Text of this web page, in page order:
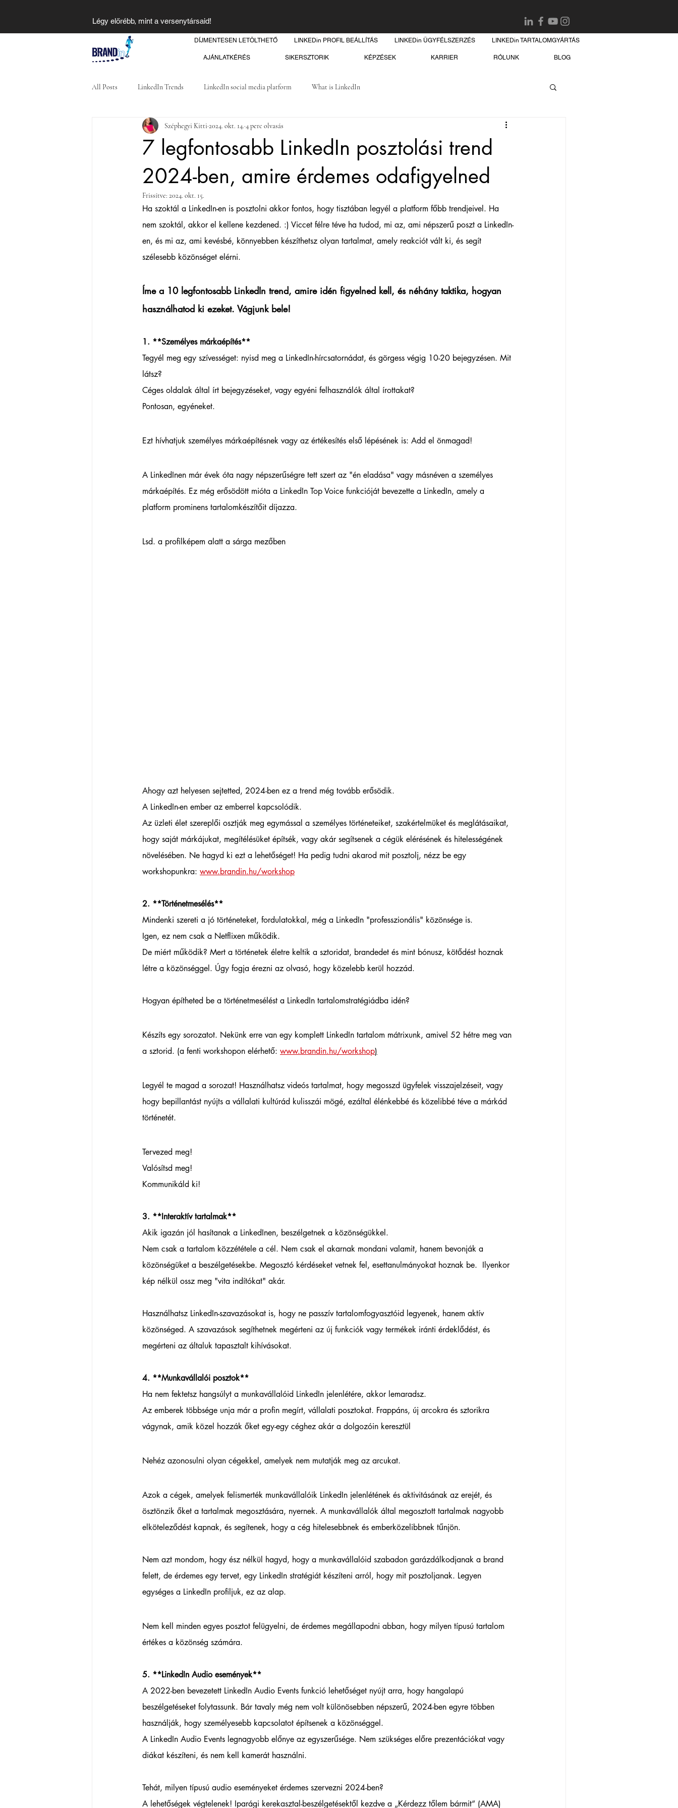
Légy előrébb, mint a versenytársaid!
DÍJMENTESEN LETÖLTHETŐ LINKEDin PROFIL BEÁLLÍTÁS LINKEDin ÜGYFÉLSZERZÉS LINKEDin TARTALOMGYÁRTÁS
AJÁNLATKÉRÉS SIKERSZTORIK KÉPZÉSEK KARRIER RÓLUNK BLOG
All Posts LinkedIn Trends LinkedIn social media platform What is LinkedIn
7 legfontosabb LinkedIn posztolási trend
2024-ben, amire érdemes odafigyelned
Széphegyi Kitti 2024. okt. 14. 4 perc olvasás
Frissítve: 2024. okt. 15.
Ha szoktál a LinkedIn-en is posztolni akkor fontos, hogy tisztában legyél a platform főbb trendjeivel. Ha
nem szoktál, akkor el kellene kezdened. :) Viccet félre téve ha tudod, mi az, ami népszerű poszt a LinkedIn-
en, és mi az, ami kevésbé, könnyebben készíthetsz olyan tartalmat, amely reakciót vált ki, és segít
szélesebb közönséget elérni.
Íme a 10 legfontosabb LinkedIn trend, amire idén figyelned kell, és néhány taktika, hogyan
használhatod ki ezeket. Vágjunk bele!
1. **Személyes márkaépítés**
Tegyél meg egy szívességet: nyisd meg a LinkedIn-hírcsatornádat, és görgess végig 10-20 bejegyzésen. Mit
látsz?
Céges oldalak által írt bejegyzéseket, vagy egyéni felhasználók által írottakat?
Pontosan, egyéneket.
Ezt hívhatjuk személyes márkaépítésnek vagy az értékesítés első lépésének is: Add el önmagad!
A LinkedInen már évek óta nagy népszerűségre tett szert az "én eladása" vagy másnéven a személyes
márkaépítés. Ez még erősödött mióta a LinkedIn Top Voice funkcióját bevezette a LinkedIn, amely a
platform prominens tartalomkészítőit díjazza.
Lsd. a profilképem alatt a sárga mezőben
Ahogy azt helyesen sejtetted, 2024-ben ez a trend még tovább erősödik.
A LinkedIn-en ember az emberrel kapcsolódik.
Az üzleti élet szereplői osztják meg egymással a személyes történeteiket, szakértelmüket és meglátásaikat,
hogy saját márkájukat, megítélésüket építsék, vagy akár segítsenek a cégük elérésének és hitelességének
növelésében. Ne hagyd ki ezt a lehetőséget! Ha pedig tudni akarod mit posztolj, nézz be egy
workshopunkra: www.brandin.hu/workshop
2. **Történetmesélés**
Mindenki szereti a jó történeteket, fordulatokkal, még a LinkedIn "professzionális" közönsége is.
Igen, ez nem csak a Netflixen működik.
De miért működik? Mert a történetek életre keltik a sztoridat, brandedet és mint bónusz, kötődést hoznak
létre a közönséggel. Úgy fogja érezni az olvasó, hogy közelebb kerül hozzád.
Hogyan építheted be a történetmesélést a LinkedIn tartalomstratégiádba idén?
Készíts egy sorozatot. Nekünk erre van egy komplett LinkedIn tartalom mátrixunk, amivel 52 hétre meg van
a sztorid. (a fenti workshopon elérhető: www.brandin.hu/workshop)
Legyél te magad a sorozat! Használhatsz videós tartalmat, hogy megosszd ügyfelek visszajelzéseit, vagy
hogy bepillantást nyújts a vállalati kultúrád kulisszái mögé, ezáltal élénkebbé és közelibbé téve a márkád
történetét.
Tervezed meg!
Valósítsd meg!
Kommunikáld ki!
3. **Interaktív tartalmak**
Akik igazán jól hasítanak a LinkedInen, beszélgetnek a közönségükkel.
Nem csak a tartalom közzététele a cél. Nem csak el akarnak mondani valamit, hanem bevonják a
közönségüket a beszélgetésekbe. Megosztó kérdéseket vetnek fel, esettanulmányokat hoznak be.  Ilyenkor
kép nélkül ossz meg "vita indítókat" akár.
Használhatsz LinkedIn-szavazásokat is, hogy ne passzív tartalomfogyasztóid legyenek, hanem aktív
közönséged. A szavazások segíthetnek megérteni az új funkciók vagy termékek iránti érdeklődést, és
megérteni az általuk tapasztalt kihívásokat.
4. **Munkavállalói posztok**
Ha nem fektetsz hangsúlyt a munkavállalóid LinkedIn jelenlétére, akkor lemaradsz.
Az emberek többsége unja már a profin megírt, vállalati posztokat. Frappáns, új arcokra és sztorikra
vágynak, amik közel hozzák őket egy-egy céghez akár a dolgozóin keresztül
Nehéz azonosulni olyan cégekkel, amelyek nem mutatják meg az arcukat.
Azok a cégek, amelyek felismerték munkavállalóik LinkedIn jelenlétének és aktivitásának az erejét, és
ösztönzik őket a tartalmak megosztására, nyernek. A munkavállalók által megosztott tartalmak nagyobb
elköteleződést kapnak, és segítenek, hogy a cég hitelesebbnek és emberközelibbnek tűnjön.
Nem azt mondom, hogy ész nélkül hagyd, hogy a munkavállalóid szabadon garázdálkodjanak a brand
felett, de érdemes egy tervet, egy LinkedIn stratégiát készíteni arról, hogy mit posztoljanak. Legyen
egységes a LinkedIn profiljuk, ez az alap.
Nem kell minden egyes posztot felügyelni, de érdemes megállapodni abban, hogy milyen típusú tartalom
értékes a közönség számára.
5. **LinkedIn Audio események**
A 2022-ben bevezetett LinkedIn Audio Events funkció lehetőséget nyújt arra, hogy hangalapú
beszélgetéseket folytassunk. Bár tavaly még nem volt különösebben népszerű, 2024-ben egyre többen
használják, hogy személyesebb kapcsolatot építsenek a közönséggel.
A LinkedIn Audio Events legnagyobb előnye az egyszerűsége. Nem szükséges előre prezentációkat vagy
diákat készíteni, és nem kell kamerát használni.
Tehát, milyen típusú audio eseményeket érdemes szervezni 2024-ben?
A lehetőségek végtelenek! Iparági kerekasztal-beszélgetésektől kezdve a „Kérdezz tőlem bármit” (AMA)